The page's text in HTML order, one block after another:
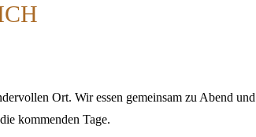
Ort. Wir essen gemeinsam zu Abend und
kommenden Tage.